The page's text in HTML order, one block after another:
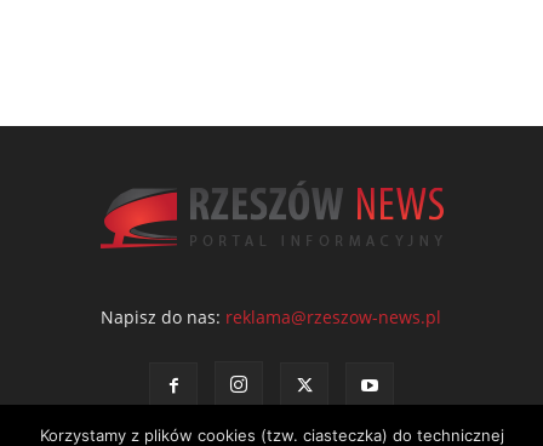
Napisz do nas: reklama@rzeszow-news.pl
Korzystamy z plików cookies (tzw. ciasteczka) do technicznej